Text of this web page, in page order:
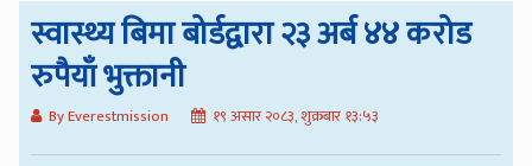
स्वास्थ्य बिमा बोर्डद्वारा २३ अर्ब ४४ करोड
रुपैयाँ भुक्तानी
By Everestmission १९ असार २०८३, शुक्रबार १३:५३